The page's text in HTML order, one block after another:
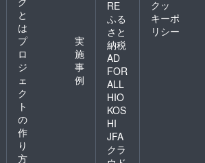
と
は
プ
ロ
ジ
ェ
ク
ト
の
作
り
方
実
施
事
例
RE
ふる
さと
納税
AD
FOR
ALL
HIO
KOS
HI
JFA
クラ
クッ
キーポ
リシー